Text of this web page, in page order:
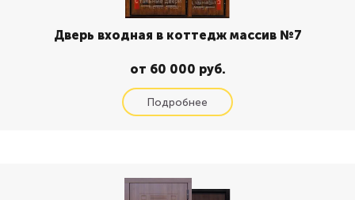
Дверь входная в коттедж массив №7
от 60 000 руб.